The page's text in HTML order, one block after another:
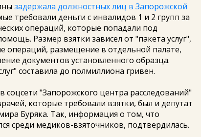
задержала должностных лиц в Запорожской
требовали деньги с инвалидов 1 и 2 групп за
операций, которые попадали под
Размер взятки зависел от "пакета услуг",
операций, размещение в отдельной палате,
документов установленного образца.
составила до полмиллиона гривен.
"Запорожского центра расследований"
которые требовали взятки, был и депутат
Буряка. Так, информация о том, что
среди медиков-взяточников, подтвердилась.